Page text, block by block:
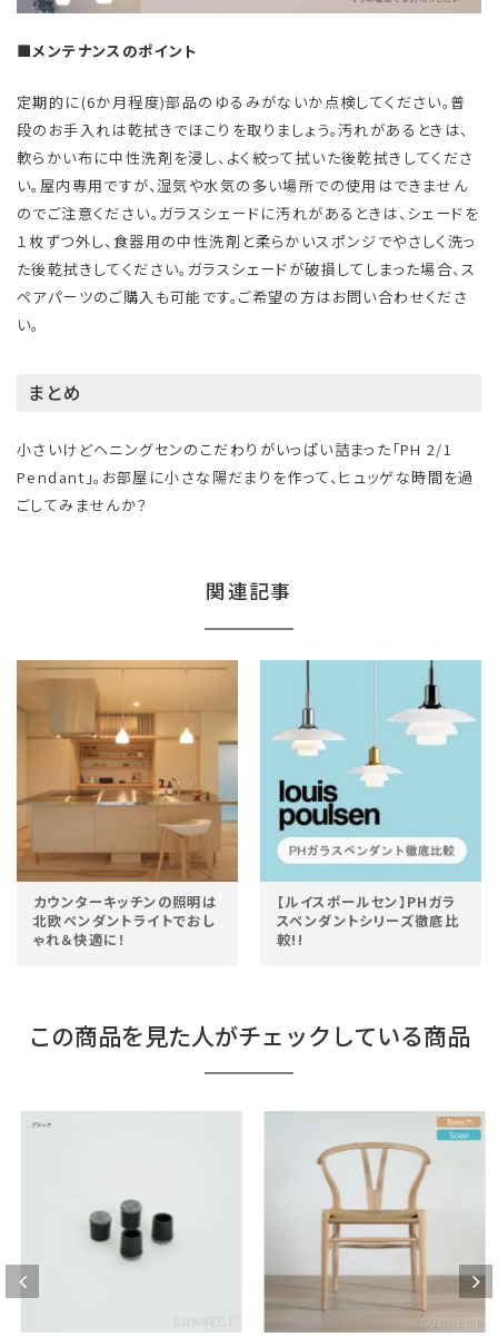
■メンテナンスのポイント
定期的に(6か月程度)部品のゆるみがないか点検してください。普
段のお手入れは乾拭きでほこりを取りましょう。汚れがあるときは、
軟らかい布に中性洗剤を浸し、よく絞って拭いた後乾拭きしてくださ
い。屋内専用ですが、湿気や水気の多い場所での使用はできません
のでご注意ください。ガラスシェードに汚れがあるときは、シェードを
１枚ずつ外し、食器用の中性洗剤と柔らかいスポンジでやさしく洗っ
た後乾拭きしてください。ガラスシェードが破損してしまった場合、ス
ペアパーツのご購入も可能です。ご希望の方はお問い合わせくださ
い。
まとめ
小さいけどヘニングセンのこだわりがいっぱい詰まった「PH 2/1
Pendant」。お部屋に小さな陽だまりを作って、ヒュッゲな時間を過
ごしてみませんか？
関連記事
カウンターキッチンの照明は
北欧ペンダントライトでおし
ゃれ＆快適に！
【ルイスポールセン】PHガラ
スペンダントシリーズ徹底比
較!!
この商品を見た人がチェックしている商品